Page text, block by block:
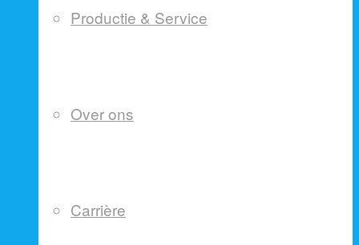
Productie & Service
Over ons
Carrière